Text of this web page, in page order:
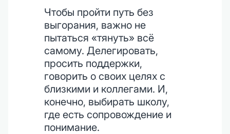
Чтобы пройти путь без
выгорания, важно не
пытаться «тянуть» всё
самому. Делегировать,
просить поддержки,
говорить о своих целях с
близкими и коллегами. И,
конечно, выбирать школу,
где есть сопровождение и
понимание.